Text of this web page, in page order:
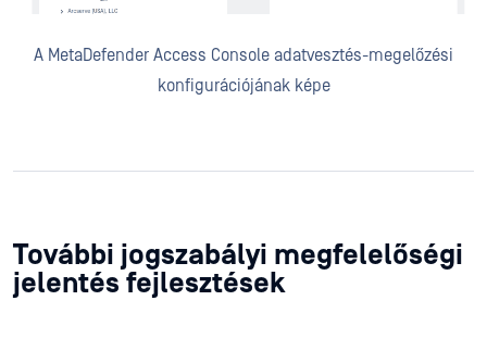
A MetaDefender Access Console adatvesztés-megelőzési
konfigurációjának képe
További jogszabályi megfelelőségi
jelentés fejlesztések